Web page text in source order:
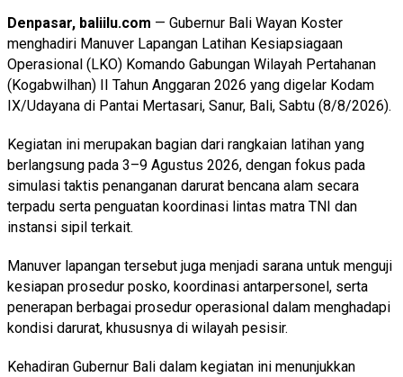
Denpasar, baliilu.com — Gubernur Bali Wayan Koster
menghadiri Manuver Lapangan Latihan Kesiapsiagaan
Operasional (LKO) Komando Gabungan Wilayah Pertahanan
(Kogabwilhan) II Tahun Anggaran 2026 yang digelar Kodam
IX/Udayana di Pantai Mertasari, Sanur, Bali, Sabtu (8/8/2026).
Kegiatan ini merupakan bagian dari rangkaian latihan yang
berlangsung pada 3–9 Agustus 2026, dengan fokus pada
simulasi taktis penanganan darurat bencana alam secara
terpadu serta penguatan koordinasi lintas matra TNI dan
instansi sipil terkait.
Manuver lapangan tersebut juga menjadi sarana untuk menguji
kesiapan prosedur posko, koordinasi antarpersonel, serta
penerapan berbagai prosedur operasional dalam menghadapi
kondisi darurat, khususnya di wilayah pesisir.
Kehadiran Gubernur Bali dalam kegiatan ini menunjukkan